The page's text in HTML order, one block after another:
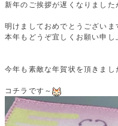
新年のご挨拶が遅くなりました
明けましておめでとうございま
本年もどうぞ宜しくお願い申し
今年も素敵な年賀状を頂きまし
コチラです～